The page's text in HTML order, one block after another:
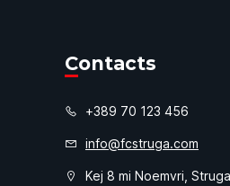
Contacts
+389 70 123 456
info@fcstruga.com
Kej 8 mi Noemvri,